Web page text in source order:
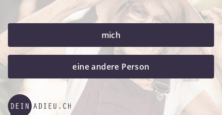
mich
eine andere Person